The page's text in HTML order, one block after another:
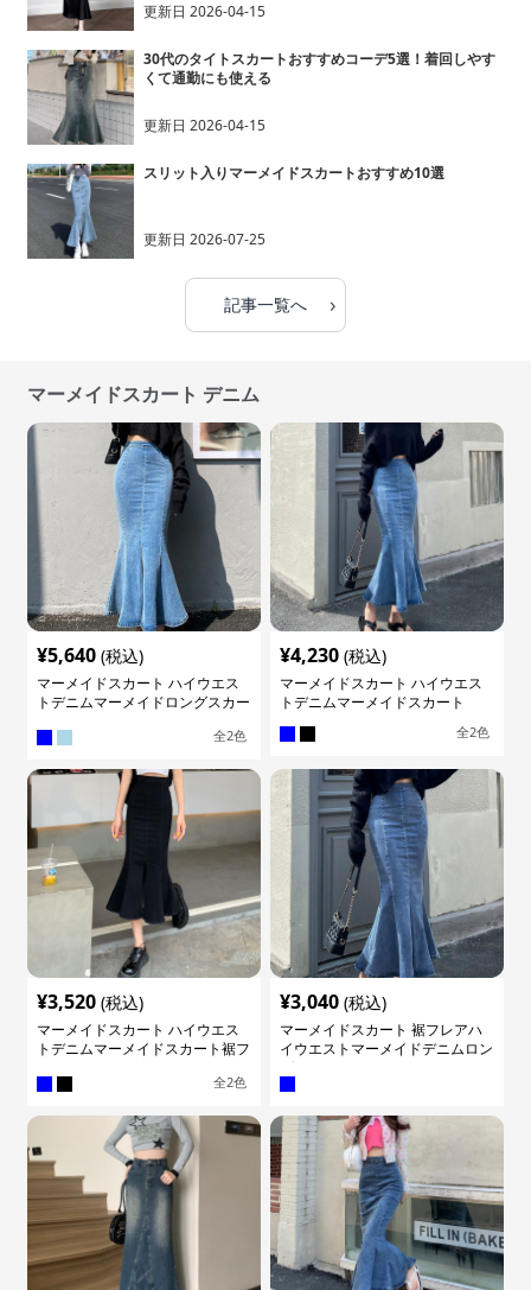
更新日 2026-04-15
30代のタイトスカートおすすめコーデ5選！着回しやす
くて通勤にも使える
更新日 2026-04-15
スリット入りマーメイドスカートおすすめ10選
更新日 2026-07-25
記事一覧へ ›
マーメイドスカート デニム
¥5,640 (税込)
マーメイドスカート ハイウエス
トデニムマーメイドロングスカー
全2色
¥4,230 (税込)
マーメイドスカート ハイウエス
トデニムマーメイドスカート
全2色
¥3,520 (税込)
マーメイドスカート ハイウエス
トデニムマーメイドスカート裾フ
全2色
¥3,040 (税込)
マーメイドスカート 裾フレアハ
イウエストマーメイドデニムロン
グスカート